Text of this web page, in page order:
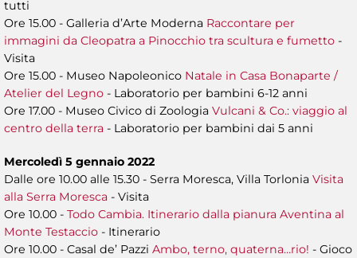
tutti
Ore 15.00 - Galleria d’Arte Moderna Raccontare per
immagini da Cleopatra a Pinocchio tra scultura e fumetto -
Visita
Ore 15.00 - Museo Napoleonico Natale in Casa Bonaparte /
Atelier del Legno - Laboratorio per bambini 6-12 anni
Ore 17.00 - Museo Civico di Zoologia Vulcani & Co.: viaggio al
centro della terra - Laboratorio per bambini dai 5 anni
Mercoledì 5 gennaio 2022
Dalle ore 10.00 alle 15.30 - Serra Moresca, Villa Torlonia Visita
alla Serra Moresca - Visita
Ore 10.00 - Todo Cambia. Itinerario dalla pianura Aventina al
Monte Testaccio - Itinerario
Ore 10.00 - Casal de’ Pazzi Ambo, terno, quaterna…rio! - Gioco